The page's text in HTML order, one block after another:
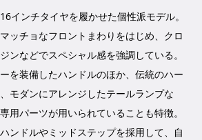
インチタイヤを履かせた個性派モデル。
ッチョなフロントまわりをはじめ、クロ
ンなどでスペシャル感を強調している。
を装備したハンドルのほか、伝統のハー
モダンにアレンジしたテールランプな
用パーツが用いられていることも特徴。
ンドルやミッドステップを採用して、自